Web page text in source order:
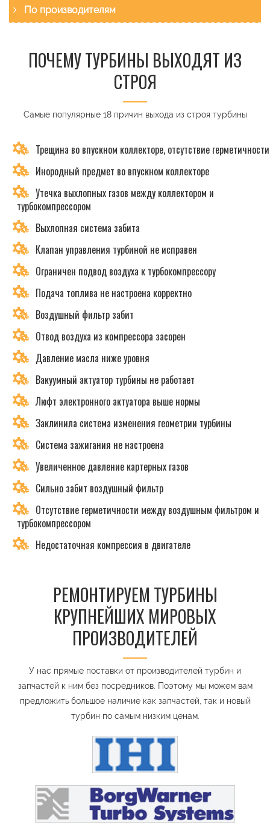
По производителям
ПОЧЕМУ ТУРБИНЫ ВЫХОДЯТ ИЗ
СТРОЯ
Самые популярные 18 причин выхода из строя турбины
Трещина во впускном коллекторе, отсутствие герметичности
Инородный предмет во впускном коллекторе
Утечка выхлопных газов между коллектором и
турбокомпрессором
Выхлопная система забита
Клапан управления турбиной не исправен
Ограничен подвод воздуха к турбокомпрессору
Подача топлива не настроена корректно
Воздушный фильтр забит
Отвод воздуха из компрессора засорен
Давление масла ниже уровня
Вакуумный актуатор турбины не работает
Люфт электронного актуатора выше нормы
Заклинила система изменения геометрии турбины
Система зажигания не настроена
Увеличенное давление картерных газов
Сильно забит воздушный фильтр
Отсутствие герметичности между воздушным фильтром и
турбокомпрессором
Недостаточная компрессия в двигателе
РЕМОНТИРУЕМ ТУРБИНЫ
КРУПНЕЙШИХ МИРОВЫХ
ПРОИЗВОДИТЕЛЕЙ
У нас прямые поставки от производителей турбин и
запчастей к ним без посредников. Поэтому мы можем вам
предложить большое наличие как запчастей, так и новый
турбин по самым низким ценам.